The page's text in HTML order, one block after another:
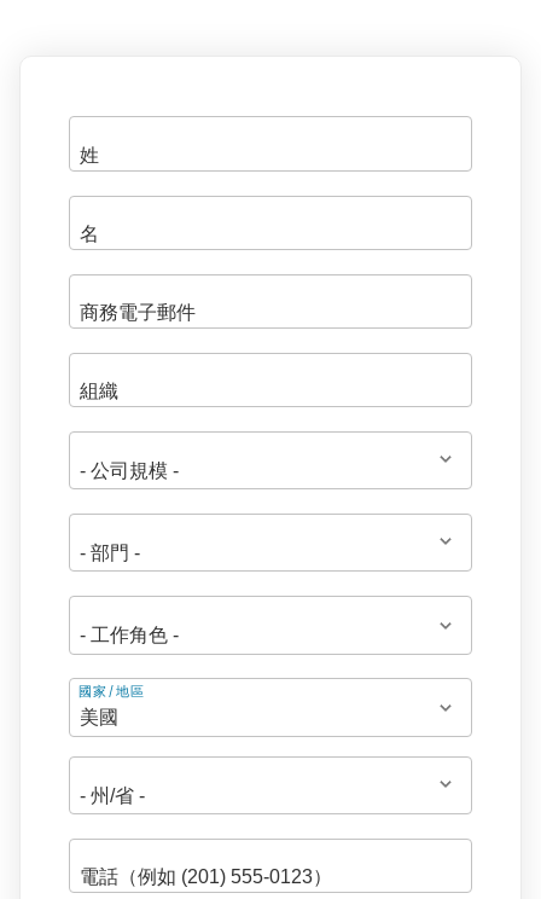
地
址
國家/地區